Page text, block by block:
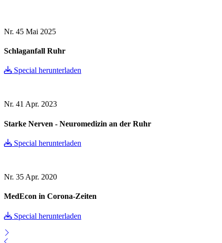
Nr. 45 Mai 2025
Schlaganfall Ruhr
Special herunterladen
Nr. 41 Apr. 2023
Starke Nerven - Neuromedizin an der Ruhr
Special herunterladen
Nr. 35 Apr. 2020
MedEcon in Corona-Zeiten
Special herunterladen